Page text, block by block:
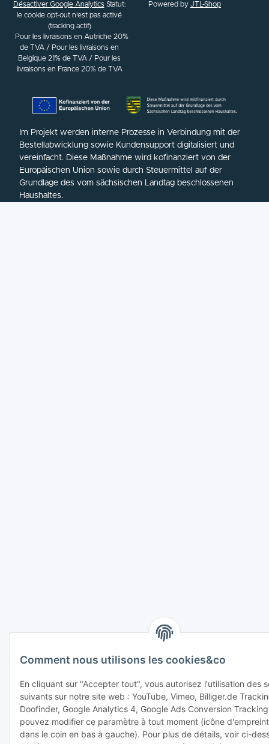
Comment nous utilisons les cookies&co
En cliquant sur "Accepter tout", vous autorisez l'utilisation des
suivants sur notre site web : YouTube, Vimeo, Billiger.de
Doofinder, Google Analytics 4, Google Ads Conversion
pouvez modifier ce paramètre à tout moment (icône
dans le coin en bas à gauche). Pour plus de détails, voir ci-
Désactiver Google Analytics Statut:
le cookie opt-out n'est pas activé
(tracking actif)
Pour les livraisons en Autriche 20%
de TVA / Pour les livraisons en
Belgique 21% de TVA / Pour les
livraisons en France 20% de TVA
Powered by JTL-Shop
Im Projekt werden interne Prozesse in Verbindung mit der
Bestellabwicklung sowie Kundensupport digitalisiert und
vereinfacht. Diese Maßnahme wird kofinanziert von der
Europäischen Union sowie durch Steuermittel auf der
Grundlage des vom sächsischen Landtag beschlossenen
Haushaltes.